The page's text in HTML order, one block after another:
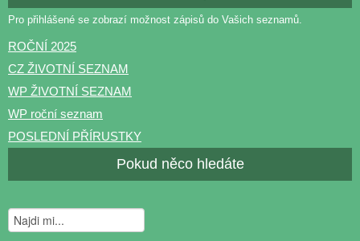
Pro přihlášené se zobrazí možnost zápisů do Vašich seznamů.
ROČNÍ 2025
CZ ŽIVOTNÍ SEZNAM
WP ŽIVOTNÍ SEZNAM
WP roční seznam
POSLEDNÍ PŘÍRUSTKY
Pokud něco hledáte